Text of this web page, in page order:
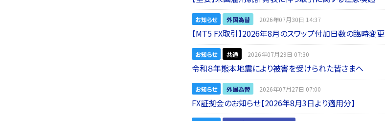
お知らせ 外国為替 2026年07月30日 14:37
【MT5 FX取引】2026年8月のスワップ付加日数の臨時変更
お知らせ 共通 2026年07月29日 07:30
令和８年熊本地震により被害を受けられた皆さまへ
お知らせ 外国為替 2026年07月27日 07:00
FX証拠金のお知らせ【2026年8月3日より適用分】